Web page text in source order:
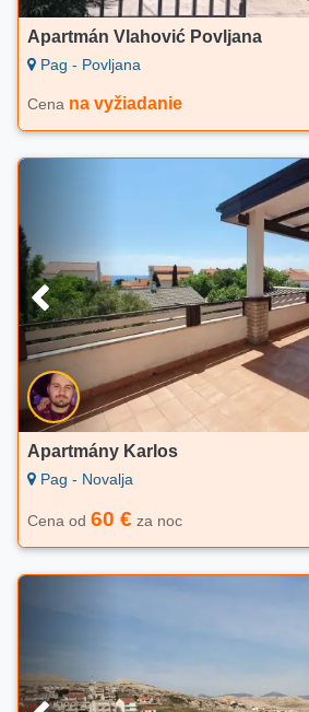
Apartmán Vlahović Povljana
Pag - Povljana
Cena na vyžiadanie
Apartmány Karlos
Pag - Novalja
Cena od 60 € za noc